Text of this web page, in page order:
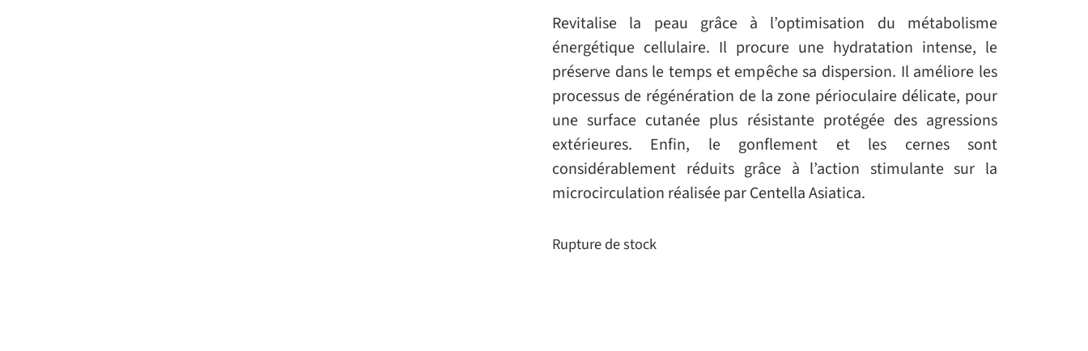
Revitalise la peau grâce à l’optimisation du métabolisme
énergétique cellulaire. Il procure une hydratation intense, le
préserve dans le temps et empêche sa dispersion. Il améliore les
processus de régénération de la zone périoculaire délicate, pour
une surface cutanée plus résistante protégée des agressions
extérieures. Enfin, le gonflement et les cernes sont
considérablement réduits grâce à l’action stimulante sur la
microcirculation réalisée par Centella Asiatica.
Rupture de stock